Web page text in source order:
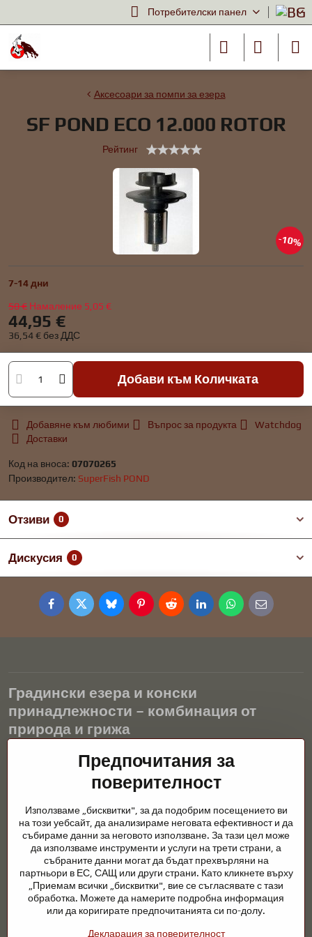
Потребителски панел
10%
Аксесоари за помпи за езера
SF POND ECO 12.000 ROTOR
Рейтинг
7-14 дни
50 € Намаление 5,05 €
44,95 €
36,54 € без ДДС
Добави към Количката
Добавяне към любими Въпрос за продукта
Watchdog
Доставки
Код на вноса: 07070265
Производител: SuperFish POND
Отзиви 0
Дискусия 0
FacebookTwitterBlueskyPinterestRedditLinkedInWhatsApp
E-
mail
Градински езера и конски
принадлежности – комбинация от
природа и грижа
Градинските езера са красиво допълнение към всеки екстериор
и създават хармонична среда за релаксация и живот на водните
животни. Правилната технология, филтрацията и редовната
през цялата година. Също толкова важна е грижата за
животните, които са част от нашия живот.
Конете се нуждаят от висококачествени конски принадлежности,
правилно хранене и отговорни грижи, за да бъдат здрави, силни
и доволни. Независимо дали става въпрос за екипировка за
ездачи, развъдчици или любители на природата, целта е да се
създаде среда, която подкрепя естествения баланс,
Предпочитания за
поверителност
Използваме „бисквитки", за да подобрим посещението ви
на този уебсайт, да анализираме неговата ефективност и да
събираме данни за неговото използване. За тази цел може
да използваме инструменти и услуги на трети страни, а
събраните данни могат да бъдат прехвърляни на
партньори в ЕС, САЩ или други страни. Като кликнете върху
„Приемам всички „бисквитки", вие се съгласявате с тази
обработка. Можете да намерите подробна информация
или да коригирате предпочитанията си по-долу.
Декларация за поверителност